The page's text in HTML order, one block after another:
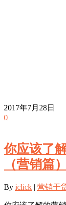
2017年7月28日
0
你应该了
（营销篇）
By iclick | 营销干